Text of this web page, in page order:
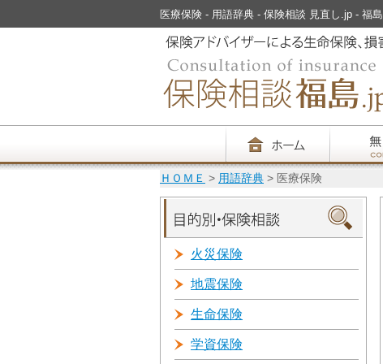
医療保険 - 用語辞典 - 保険相談 見直し.jp - 福島
ＨＯＭＥ > 用語辞典 > 医療保険
火災保険
地震保険
生命保険
学資保険